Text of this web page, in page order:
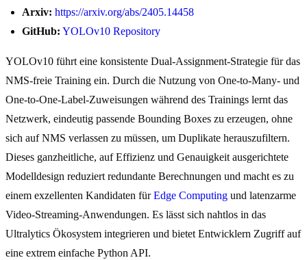
Arxiv: https://arxiv.org/abs/2405.14458
GitHub: YOLOv10 Repository
YOLOv10 führt eine konsistente Dual-Assignment-Strategie für das
NMS-freie Training ein. Durch die Nutzung von One-to-Many- und
One-to-One-Label-Zuweisungen während des Trainings lernt das
Netzwerk, eindeutig passende Bounding Boxes zu erzeugen, ohne
sich auf NMS verlassen zu müssen, um Duplikate herauszufiltern.
Dieses ganzheitliche, auf Effizienz und Genauigkeit ausgerichtete
Modelldesign reduziert redundante Berechnungen und macht es zu
einem exzellenten Kandidaten fürEdge Computing und latenzarme
Video-Streaming-Anwendungen. Es lässt sich nahtlos in das
Ultralytics Ökosystem integrieren und bietet Entwicklern Zugriff auf
eine extrem einfache Python API.